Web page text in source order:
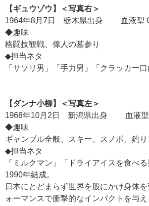
【ギュウゾウ】＜写真右＞
1964年8月7日 栃木県出身 血液型
◆趣味
格闘技観戦、偉人の墓参り
◆担当ネタ
「サソリ男」「手力男」「クラッカー
【ダンナ小柳】＜写真左＞
1968年10月2日 新潟県出身 血液型
◆趣味
ギャンブル全般、スキー、スノボ、釣り
◆担当ネタ
「ミルクマン」「ドライアイスを食べ
1990年結成。
日本にとどまらず世界を股にかけ身体
ォーマンスで衝撃的なインパクトを与